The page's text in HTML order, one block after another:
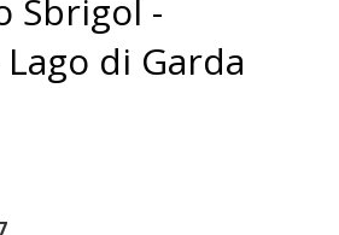
Sbrigol -
di Garda